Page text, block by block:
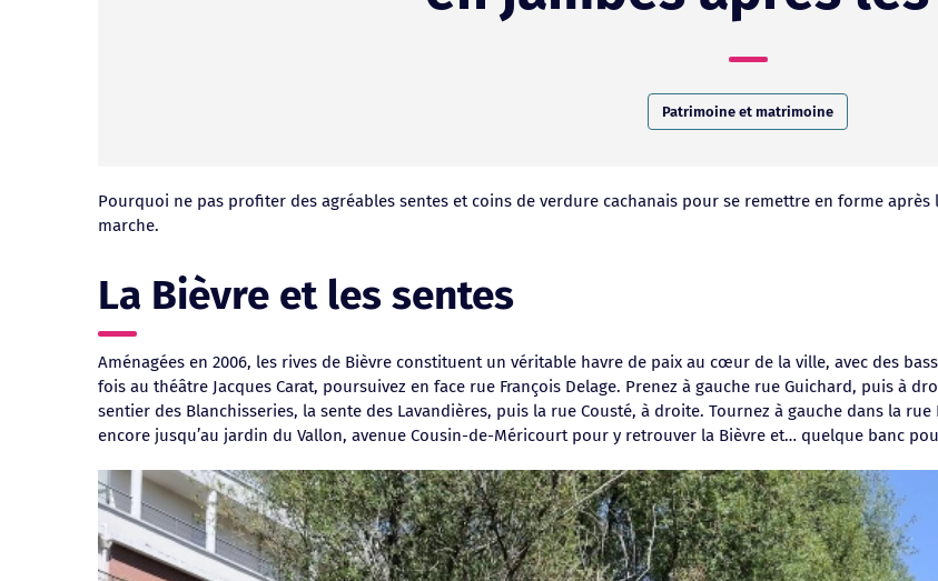
Patrimoine et matrimoine
Pourquoi ne pas profiter des agréables sentes et coins de verdure cachanais pour se remettre en forme
marche.
La Bièvre et les sentes
Aménagées en 2006, les rives de Bièvre constituent un véritable havre de paix au cœur de la ville, avec des
fois au théâtre Jacques Carat, poursuivez en face rue François Delage. Prenez à gauche rue Guichard, puis à
sentier des Blanchisseries, la sente des Lavandières, puis la rue Cousté, à droite. Tournez à gauche dans la
encore jusqu’au jardin du Vallon, avenue Cousin-de-Méricourt pour y retrouver la Bièvre et… quelque banc